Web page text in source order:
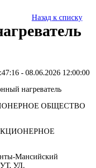
Назад к списку
- 08.06.2026 12:00:00
нагреватель
ОБЩЕСТВО
Мансийский
УЛ.